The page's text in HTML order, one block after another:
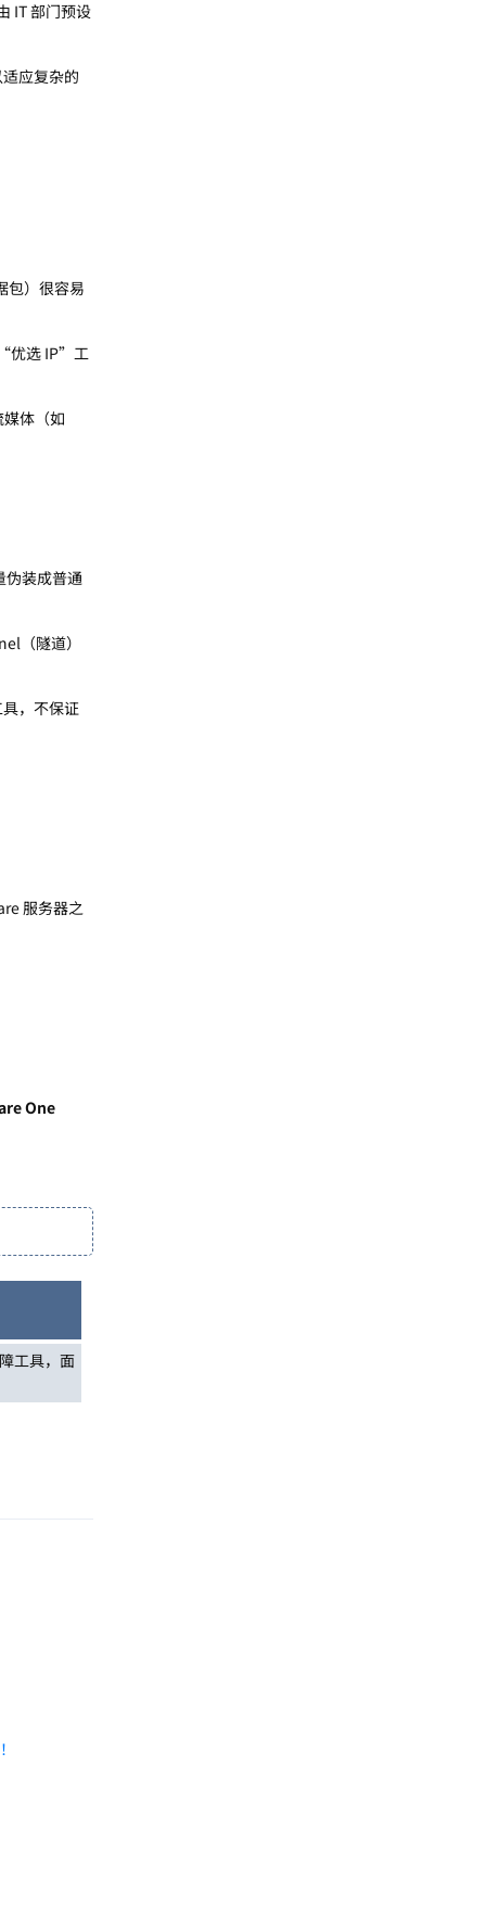
IT 部门预设
应复杂的
包）很容易
优选 IP”工
体（如
伪装成普通
（隧道）
，不保证
服务器之
One
工具，面